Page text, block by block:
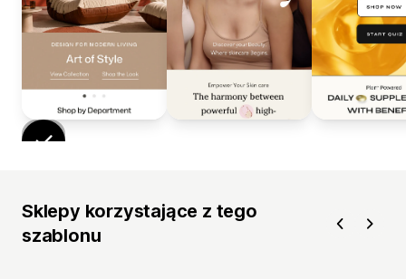
Sklepy korzystające z tego
szablonu